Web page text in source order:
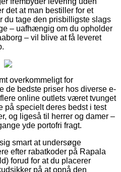
det at man bestiller for et
du tage den prisbilligste slags
– uafhængig om du opholder
– vil blive at få leveret
overkommeligt for
de bedste priser hos diverse e-
online outlets været tvunget
specielt deres bedst i test
og ligeså til herrer og damer –
yde portofri fragt.
smart at undersøge
efter rabatkoder på Rapala
forud for at du placerer
på at opnå den